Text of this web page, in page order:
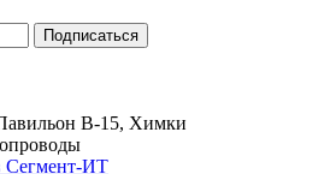
В-15, Химки